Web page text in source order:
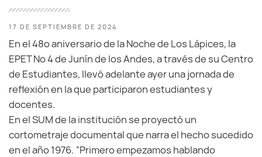
17 DE SEPTIEMBRE DE 2024
En el 48º aniversario de la Noche de Los Lápices, la
EPET Nº 4 de Junín de los Andes, a través de su Centro
de Estudiantes, llevó adelante ayer una jornada de
reflexión en la que participaron estudiantes y
docentes.
En el SUM de la institución se proyectó un
cortometraje documental que narra el hecho sucedido
en el año 1976. “Primero empezamos hablando